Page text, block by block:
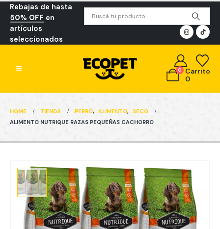
Rebajas de hasta
50% OFF en
artículos
seleccionados
0
Carrito
0
HOME TIENDA PERRO, ALIMENTO,
SECO
ALIMENTO NUTRIQUE RAZAS PEQUEÑAS CACHORRO